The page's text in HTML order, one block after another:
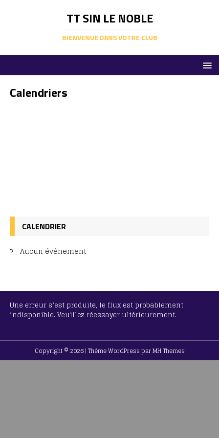
TT SIN LE NOBLE
BIENVENUE DANS VOTRE CLUB
Calendriers
CALENDRIER
Aucun évènement
Une erreur s’est produite, le flux est probablement
indisponible. Veuillez réessayer ultérieurement.
Copyright © 2026 | Thème WordPress parMH Themes